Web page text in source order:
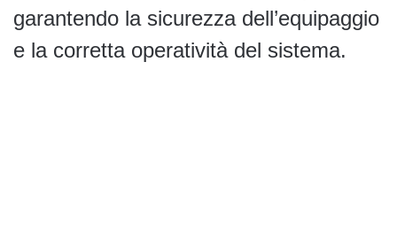
garantendo la sicurezza dell’equipaggio
e la corretta operatività del sistema.